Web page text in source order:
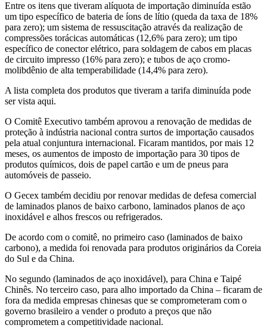
Entre os itens que tiveram alíquota de importação diminuída estão
um tipo específico de bateria de íons de lítio (queda da taxa de 18%
para zero); um sistema de ressuscitação através da realização de
compressões torácicas automáticas (12,6% para zero); um tipo
específico de conector elétrico, para soldagem de cabos em placas
de circuito impresso (16% para zero); e tubos de aço cromo-
molibdênio de alta temperabilidade (14,4% para zero).
A lista completa dos produtos que tiveram a tarifa diminuída pode
ser vista aqui.
O Comitê Executivo também aprovou a renovação de medidas de
proteção à indústria nacional contra surtos de importação causados
pela atual conjuntura internacional. Ficaram mantidos, por mais 12
meses, os aumentos de imposto de importação para 30 tipos de
produtos químicos, dois de papel cartão e um de pneus para
automóveis de passeio.
O Gecex também decidiu por renovar medidas de defesa comercial
de laminados planos de baixo carbono, laminados planos de aço
inoxidável e alhos frescos ou refrigerados.
De acordo com o comitê, no primeiro caso (laminados de baixo
carbono), a medida foi renovada para produtos originários da Coreia
do Sul e da China.
No segundo (laminados de aço inoxidável), para China e Taipé
Chinês. No terceiro caso, para alho importado da China – ficaram de
fora da medida empresas chinesas que se comprometeram com o
governo brasileiro a vender o produto a preços que não
comprometem a competitividade nacional.